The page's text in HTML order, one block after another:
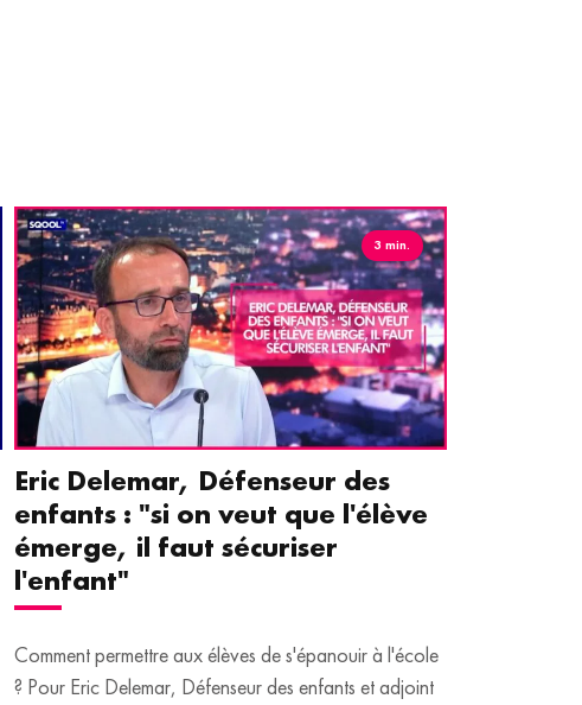
3 min.
Eric Delemar, Défenseur des
enfants : "si on veut que l'élève
émerge, il faut sécuriser
l'enfant"
Comment permettre aux élèves de s'épanouir à l'école
? Pour Eric Delemar, Défenseur des enfants et adjoint